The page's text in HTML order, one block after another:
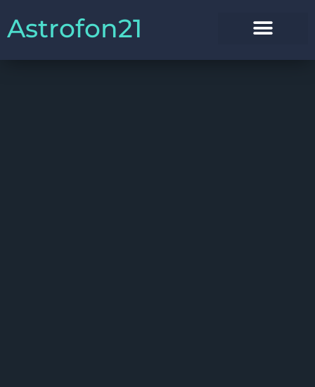
Astrofon21